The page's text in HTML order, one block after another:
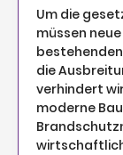
Um die
müssen
die
verhindert
moderne